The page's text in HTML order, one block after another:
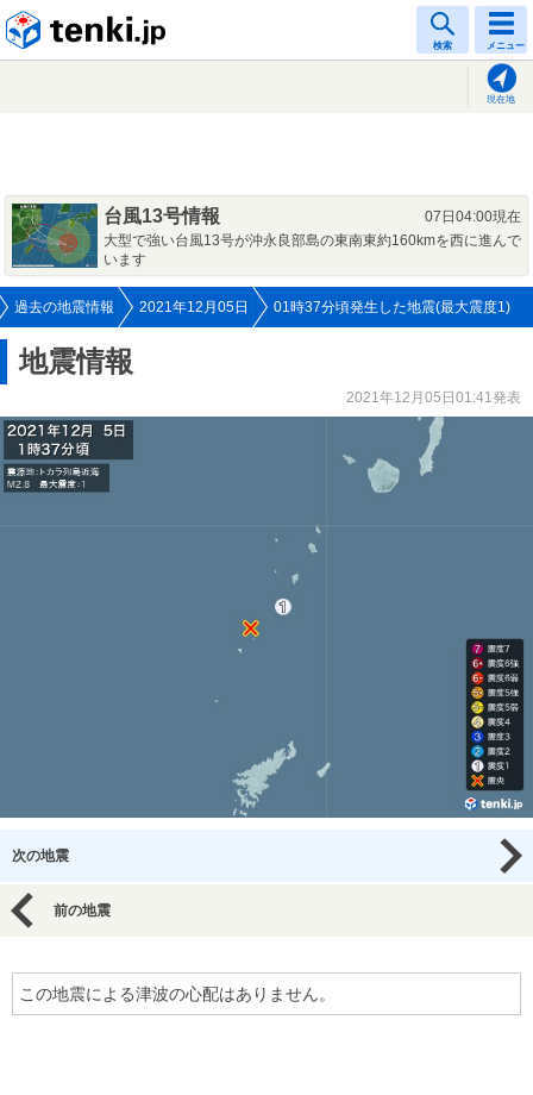
検索 メニュー
現在地
台風13号情報
07日04:00現在
大型で強い台風13号が沖永良部島の東南東約160kmを西に進んで
います
過去の地震情報 2021年12月05日 01時37分頃発生した地震(最大震度1)
地震情報
2021年12月05日01:41発表
次の地震
前の地震
この地震による津波の心配はありません。